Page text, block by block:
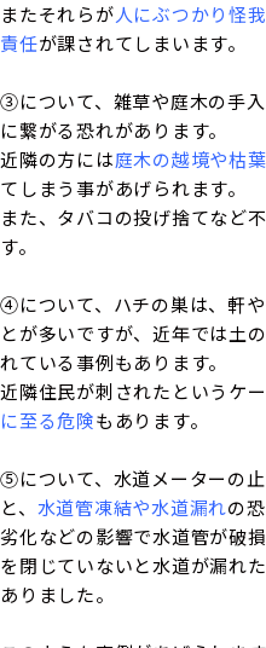
またそれらが人にぶつかり怪我
責任が課されてしまいます。
③について、雑草や庭木の手
に繋がる恐れがあります。
近隣の方には庭木の越境や枯
てしまう事があげられます。
また、タバコの投げ捨てなど
す。
④について、ハチの巣は、軒
とが多いですが、近年では土
れている事例もあります。
近隣住民が刺されたというケ
に至る危険もあります。
⑤について、水道メーターの
と、 水道管凍結や水道漏れの
劣化などの影響で水道管が破
を閉じていないと水道が漏れ
ありました。